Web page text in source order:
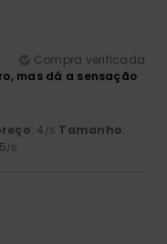
Compra verificada
mas dá a sensação
: 4 /5 Tamanho:
/5